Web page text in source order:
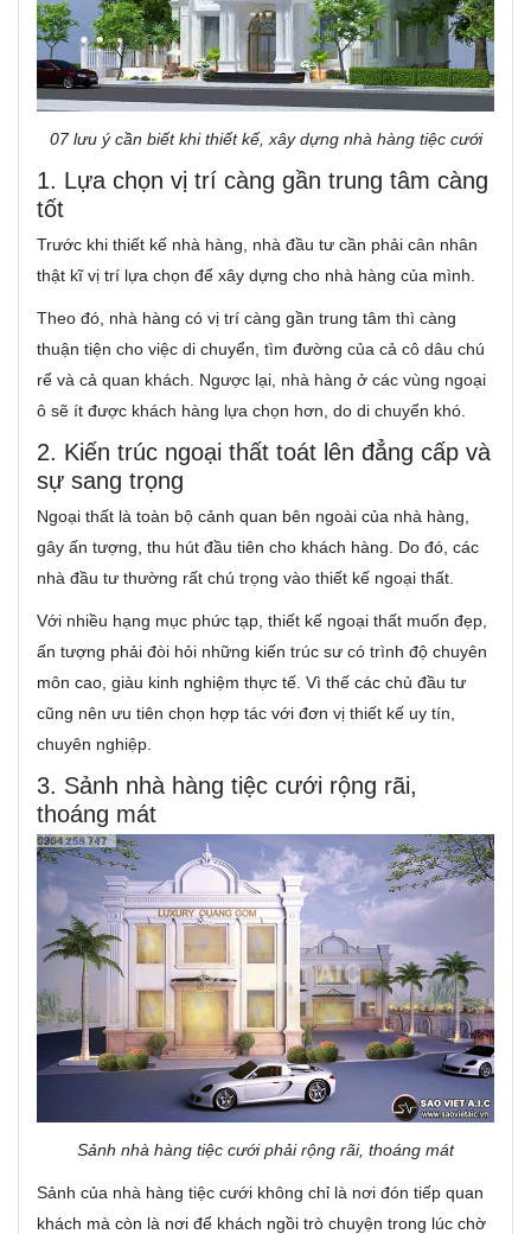
07 lưu ý cần biết khi thiết kế, xây dựng nhà hàng tiệc cưới
1. Lựa chọn vị trí càng gần trung tâm càng
tốt
Trước khi thiết kế nhà hàng, nhà đầu tư cần phải cân nhân
thật kĩ vị trí lựa chọn để xây dựng cho nhà hàng của mình.
Theo đó, nhà hàng có vị trí càng gần trung tâm thì càng
thuận tiện cho việc di chuyển, tìm đường của cả cô dâu chú
rể và cả quan khách. Ngược lại, nhà hàng ở các vùng ngoại
ô sẽ ít được khách hàng lựa chọn hơn, do di chuyển khó.
2. Kiến trúc ngoại thất toát lên đẳng cấp và
sự sang trọng
Ngoại thất là toàn bộ cảnh quan bên ngoài của nhà hàng,
gây ấn tượng, thu hút đầu tiên cho khách hàng. Do đó, các
nhà đầu tư thường rất chú trọng vào thiết kế ngoại thất.
Với nhiều hạng mục phức tạp, thiết kế ngoại thất muốn đẹp,
ấn tượng phải đòi hỏi những kiến trúc sư có trình độ chuyên
môn cao, giàu kinh nghiệm thực tế. Vì thế các chủ đầu tư
cũng nên ưu tiên chọn hợp tác với đơn vị thiết kế uy tín,
chuyên nghiệp.
3. Sảnh nhà hàng tiệc cưới rộng rãi,
thoáng mát
Sảnh nhà hàng tiệc cưới phải rộng rãi, thoáng mát
Sảnh của nhà hàng tiệc cưới không chỉ là nơi đón tiếp quan
khách mà còn là nơi để khách ngồi trò chuyện trong lúc chờ